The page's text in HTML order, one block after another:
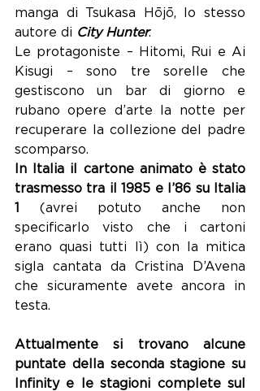
manga di Tsukasa Hōjō, lo stesso
autore di City Hunter.
Le protagoniste – Hitomi, Rui e Ai
Kisugi – sono tre sorelle che
gestiscono un bar di giorno e
rubano opere d’arte la notte per
recuperare la collezione del padre
scomparso.
In Italia il cartone animato è stato
trasmesso tra il 1985 e l’86 su Italia
1
(avrei potuto anche non
specificarlo visto che i cartoni
erano quasi tutti lì) con la mitica
sigla cantata da Cristina D’Avena
che sicuramente avete ancora in
testa.
Attualmente si trovano alcune
puntate della seconda stagione su
Infinity e le stagioni complete sul